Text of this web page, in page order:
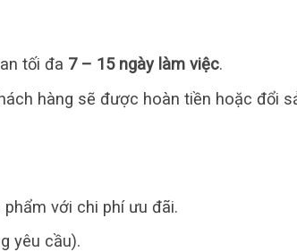
tối đa 7 – 15 ngày làm việc.
hàng sẽ được hoàn tiền hoặc đổi
với chi phí ưu đãi.
yêu cầu).